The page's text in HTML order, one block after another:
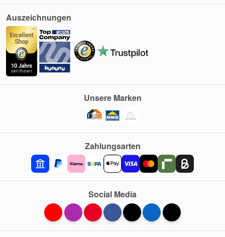
Auszeichnungen
Zahlungsarten
Unsere Marken
Social Media